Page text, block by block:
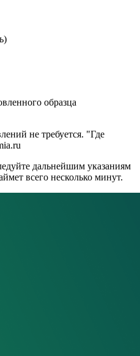
образца
не требуется. "Где
дальнейшим указаниям
всего несколько минут.